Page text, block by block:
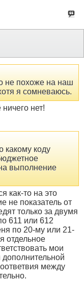
не похоже на наш
я сомневаюсь.
нет!
какому коду
выполнение
как-то на это
не показатель от
только за двумя
611 или 612
по 20-му или 21-
отдельное
мои
между